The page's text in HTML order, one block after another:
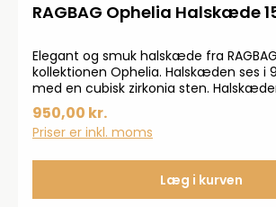
RAGBAG Ophelia Halskæde
Elegant og smuk halskæde fra
kollektionen Ophelia. Halskæden ses i
med en cubisk zirkonia sten.
cm.
950,00 kr.
Priser er inkl. moms
Læg i kurven